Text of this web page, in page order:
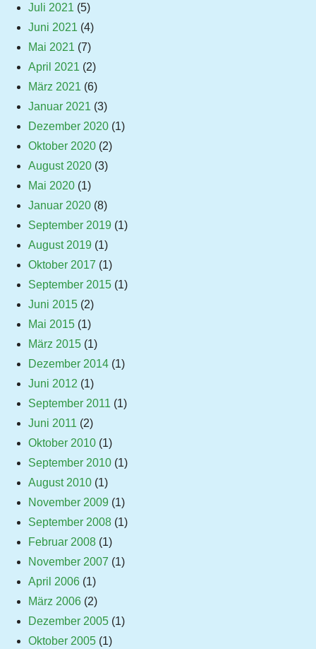
Juli 2021 (5)
Juni 2021 (4)
Mai 2021 (7)
April 2021 (2)
März 2021 (6)
Januar 2021 (3)
Dezember 2020 (1)
Oktober 2020 (2)
August 2020 (3)
Mai 2020 (1)
Januar 2020 (8)
September 2019 (1)
August 2019 (1)
Oktober 2017 (1)
September 2015 (1)
Juni 2015 (2)
Mai 2015 (1)
März 2015 (1)
Dezember 2014 (1)
Juni 2012 (1)
September 2011 (1)
Juni 2011 (2)
Oktober 2010 (1)
September 2010 (1)
August 2010 (1)
November 2009 (1)
September 2008 (1)
Februar 2008 (1)
November 2007 (1)
April 2006 (1)
März 2006 (2)
Dezember 2005 (1)
Oktober 2005 (1)